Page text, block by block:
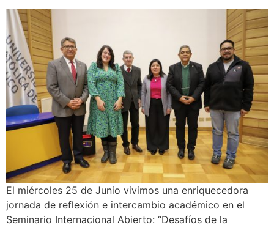
El miércoles 25 de Junio vivimos una enriquecedora
jornada de reflexión e intercambio académico en el
Seminario Internacional Abierto: “Desafíos de la